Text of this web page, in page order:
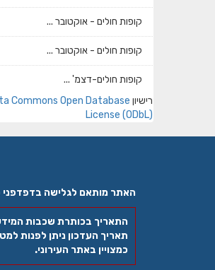
קופות חולים - אוקטובר ...
קופות חולים - אוקטובר ...
קופות חולים-דצמ' ...
רישיון Commons Open Database
License (ODbL)
האתר מותאם לגלישה בדפדפני
התאריך בכותרת שכבות
תאריך העדכון ניתן לפנות
כמצויין באתר העירוני.